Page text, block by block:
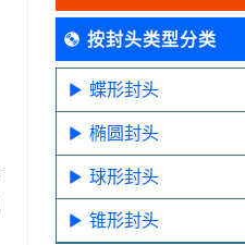
按封头类型分类
蝶形封头
椭圆封头
球形封头
锥形封头